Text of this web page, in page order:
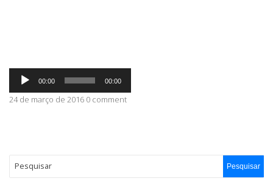
CONTATO
Tocador
áudio
00:00 00:00
24 de março de 2016 0 comment